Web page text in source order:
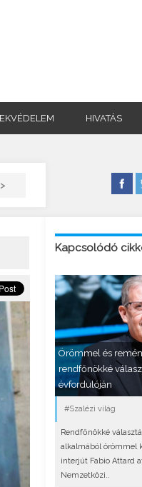
HIVATÁS
>
Kapcsolódó
Örömmel és
rendfőnökké
évfordulóján
#Szalézi világ
Rendfőnökké
alkalmából örömmel
interjút Fabio Attard
Nemzetközi..